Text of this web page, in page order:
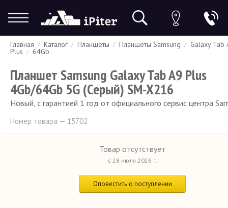
Гарантия Доставка и оплата Спецпредложения Скидки
Главная Каталог Планшеты Планшеты Samsung Galaxy Tab
Plus 64Gb
Планшет Samsung Galaxy Tab A9 Plus
4Gb/64Gb 5G (Серый) SM-X216
Новый, с гарантией 1 год от официального сервис центра
Номер товара — 15702
Товар отсутствует
с 28 июля 2026 г.
Оповестить о поступлении